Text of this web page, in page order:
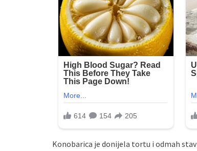
Konobarica je donijela tortu i odmah